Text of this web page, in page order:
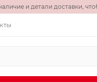
и детали доставки,